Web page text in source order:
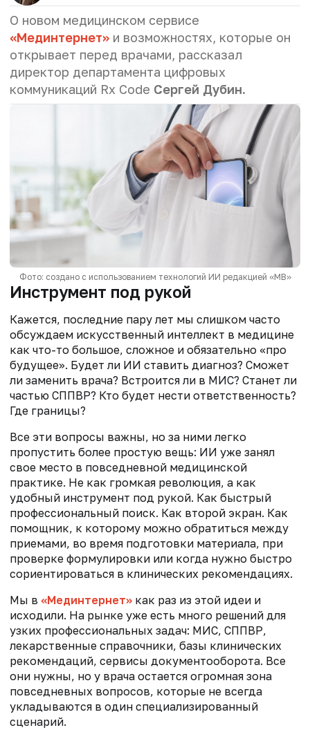
О новом медицинском сервисе
«Мединтернет» и возможностях, которые он
открывает перед врачами, рассказал
директор департамента цифровых
коммуникаций Rx Code Сергей Дубин.
Фото: создано с использованием технологий ИИ редакцией «МВ»
Инструмент под рукой
Кажется, последние пару лет мы слишком часто
обсуждаем искусственный интеллект в медицине
как что-то большое, сложное и обязательно «про
будущее». Будет ли ИИ ставить диагноз? Сможет
ли заменить врача? Встроится ли в МИС? Станет ли
частью СППВР? Кто будет нести ответственность?
Где границы?
Все эти вопросы важны, но за ними легко
пропустить более простую вещь: ИИ уже занял
свое место в повседневной медицинской
практике. Не как громкая революция, а как
удобный инструмент под рукой. Как быстрый
профессиональный поиск. Как второй экран. Как
помощник, к которому можно обратиться между
приемами, во время подготовки материала, при
проверке формулировки или когда нужно быстро
сориентироваться в клинических рекомендациях.
Мы в «Мединтернет» как раз из этой идеи и
исходили. На рынке уже есть много решений для
узких профессиональных задач: МИС, СППВР,
лекарственные справочники, базы клинических
рекомендаций, сервисы документооборота. Все
они нужны, но у врача остается огромная зона
повседневных вопросов, которые не всегда
укладываются в один специализированный
сценарий.